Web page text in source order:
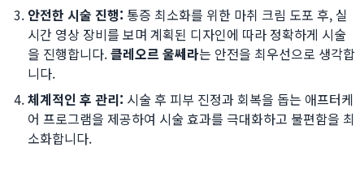
안전한 시술 진행: 통증 최소화를 위한 마취 크림 도포 후, 실
시간 영상 장비를 보며 계획된 디자인에 따라 정확하게 시술
을 진행합니다.클레오르 울쎄라는 안전을 최우선으로 생각합
니다.
체계적인 후 관리: 시술 후 피부 진정과 회복을 돕는 애프터케
어 프로그램을 제공하여 시술 효과를 극대화하고 불편함을 최
소화합니다.